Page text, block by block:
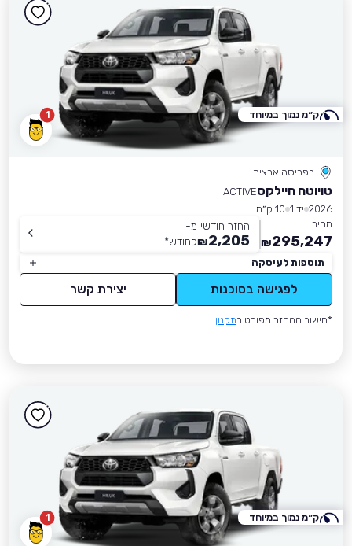
1
בפריסה ארצית
טויוטה היילקסACTIVE
2026 יד 1
10 ק״מ
מחיר
295,247
₪
החזר חודשי מ-
2,205
₪לחודש*
תוספות לעיסקה
לפגישה בסוכנות יצירת קשר
*חישוב ההחזר מפורט בתקנון
ק״מ נמוך במיוחד
1 ק״מ נמוך במיוחד